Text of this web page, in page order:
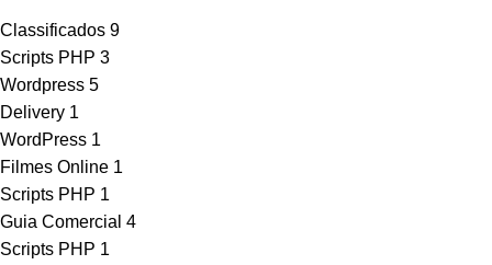
Classificados 9
Scripts PHP 3
Wordpress 5
Delivery 1
WordPress 1
Filmes Online 1
Scripts PHP 1
Guia Comercial 4
Scripts PHP 1